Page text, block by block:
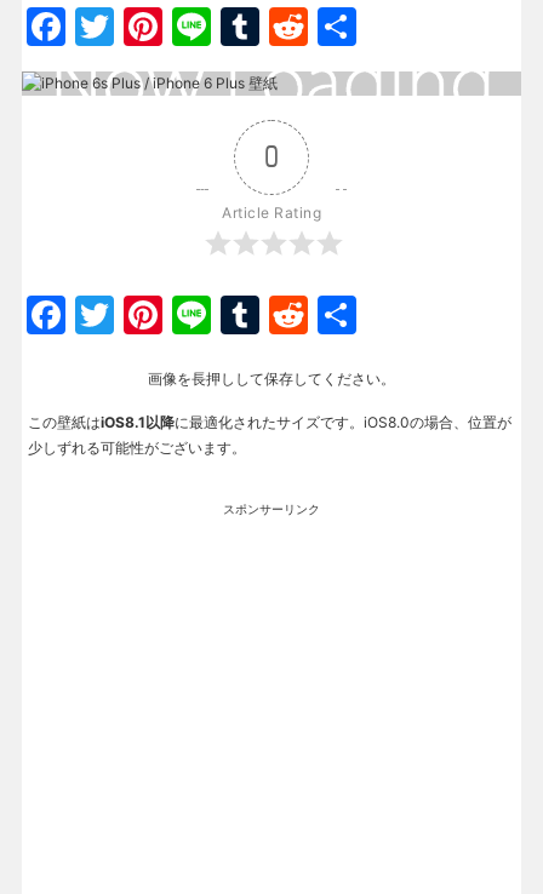
Facebook
Twitter
Pinterest
LineTumblr
Reddit
有
0
Article Rating
Facebook
Twitter
Pinterest
LineTumblr
Reddit
画像を長押しして保存してください。
この壁紙はiOS8.1以降に最適化されたサイズです。iOS8.0の場合、位置が
少しずれる可能性がございます。
スポンサーリンク